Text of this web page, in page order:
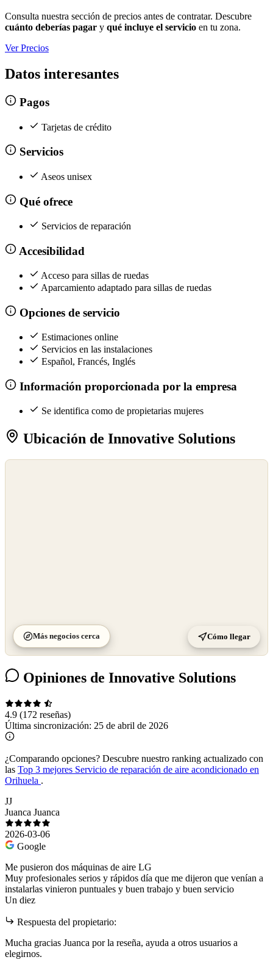
Consulta nuestra sección de precios antes de contratar. Descubre
cuánto deberías pagar y qué incluye el servicio en tu zona.
Ver Precios
Datos interesantes
Pagos
Tarjetas de crédito
Servicios
Aseos unisex
Qué ofrece
Servicios de reparación
Accesibilidad
Acceso para sillas de ruedas
Aparcamiento adaptado para sillas de ruedas
Opciones de servicio
Estimaciones online
Servicios en las instalaciones
Español, Francés, Inglés
Información proporcionada por la empresa
Se identifica como de propietarias mujeres
Ubicación de Innovative Solutions
Más negocios cerca Cómo llegar
Opiniones de Innovative Solutions
4.9 (172 reseñas)
Última sincronización: 25 de abril de 2026
¿Comparando opciones? Descubre nuestro ranking actualizado con
las Top 3 mejores Servicio de reparación de aire acondicionado en
Orihuela .
JJ
Juanca Juanca
2026-03-06
Google
Me pusieron dos máquinas de aire LG
Muy profesionales serios y rápidos día que me dijeron que venían a
instalarlas vinieron puntuales y buen trabajo y buen servicio
Un diez
Respuesta del propietario:
Mucha gracias Juanca por la reseña, ayuda a otros usuarios a
elegirnos.